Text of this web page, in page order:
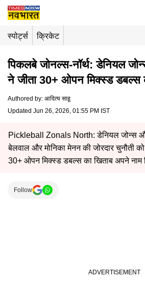
स्पोर्ट्स क्रिकेट
पिकलबे जोनल्स-नॉर्थ: डेनियल
ने जीता 30+ ओपन मिक्स्ड डबल्स
Authored by: आदित्य साहू
Updated Jun 26, 2026, 01:55 PM IST
Pickleball Zonals North: डेनियल जोन्स
बेलवाल और मोनिका मेनन की जोरदार चुनौती
30+ ओपन मिक्स्ड डबल्स का खिताब अपने नाम
Follow